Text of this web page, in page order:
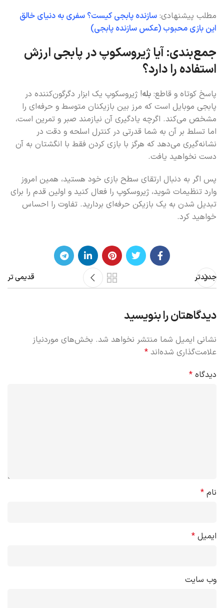
مطلب پیشنهادی: سازنده پابجی کیست؟ سفری به دنیای خالق
این بازی محبوب (عکس سازنده پابجی)
جمع‌بندی: آیا ژیروسکوپ در پابجی ارزش
استفاده را دارد؟
پاسخ کوتاه و قاطع: بله! ژیروسکوپ یک ابزار دگرگون‌کننده در
پابجی موبایل است که مرز بین بازیکنان متوسط و حرفه‌ای را
مشخص می‌کند. اگرچه یادگیری آن نیازمند صبر و تمرین است،
اما تسلط بر آن به شما قدرتی در کنترل اسلحه و دقت در
نشانه‌گیری می‌دهد که هرگز با بازی کردن فقط با انگشتان به آن
دست نخواهید یافت.
پس اگر به دنبال ارتقای سطح بازی خود هستید، همین امروز
وارد تنظیمات شوید، ژیروسکوپ را فعال کنید و اولین قدم را برای
تبدیل شدن به یک بازیکن حرفه‌ای بردارید. تفاوت را احساس
خواهید کرد.
جدیدتر قدیمی تر
دیدگاهتان را بنویسید
نشانی ایمیل شما منتشر نخواهد شد. بخش‌های موردنیاز
علامت‌گذاری شده‌اند *
دیدگاه *
نام *
ایمیل *
وب‌ سایت